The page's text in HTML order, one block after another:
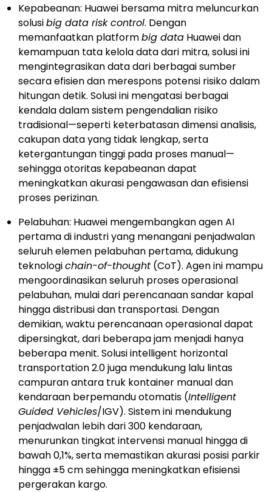
Kepabeanan: Huawei bersama mitra meluncurkan
solusibig data risk control. Dengan
memanfaatkan platformbig data Huawei dan
kemampuan tata kelola data dari mitra, solusi ini
mengintegrasikan data dari berbagai sumber
secara efisien dan merespons potensi risiko dalam
hitungan detik. Solusi ini mengatasi berbagai
kendala dalam sistem pengendalian risiko
tradisional—seperti keterbatasan dimensi analisis,
cakupan data yang tidak lengkap, serta
ketergantungan tinggi pada proses manual—
sehingga otoritas kepabeanan dapat
meningkatkan akurasi pengawasan dan efisiensi
proses perizinan.
Pelabuhan: Huawei mengembangkan agen AI
pertama di industri yang menangani penjadwalan
seluruh elemen pelabuhan pertama, didukung
teknologichain-of-thought (CoT). Agen ini mampu
mengoordinasikan seluruh proses operasional
pelabuhan, mulai dari perencanaan sandar kapal
hingga distribusi dan transportasi. Dengan
demikian, waktu perencanaan operasional dapat
dipersingkat, dari beberapa jam menjadi hanya
beberapa menit. Solusi intelligent horizontal
transportation 2.0 juga mendukung lalu lintas
campuran antara truk kontainer manual dan
kendaraan berpemandu otomatis (Intelligent
Guided Vehicles/IGV). Sistem ini mendukung
penjadwalan lebih dari 300 kendaraan,
menurunkan tingkat intervensi manual hingga di
bawah 0,1%, serta memastikan akurasi posisi parkir
hingga ±5 cm sehingga meningkatkan efisiensi
pergerakan kargo.